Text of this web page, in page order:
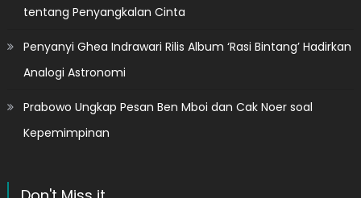
tentang Penyangkalan Cinta
Penyanyi Ghea Indrawari Rilis Album ‘Rasi Bintang’ Hadirkan
Analogi Astronomi
Prabowo Ungkap Pesan Ben Mboi dan Cak Noer soal
Kepemimpinan